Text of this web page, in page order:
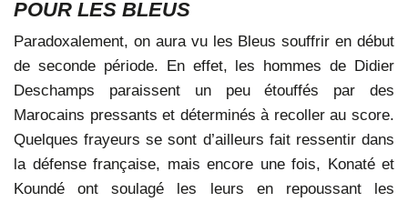
POUR LES BLEUS
Paradoxalement, on aura vu les Bleus souffrir en début
de seconde période. En effet, les hommes de Didier
Deschamps paraissent un peu étouffés par des
Marocains pressants et déterminés à recoller au score.
Quelques frayeurs se sont d’ailleurs fait ressentir dans
la défense française, mais encore une fois, Konaté et
Koundé ont soulagé les leurs en repoussant les